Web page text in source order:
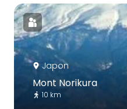
Japon
Mont Norikura
10 km